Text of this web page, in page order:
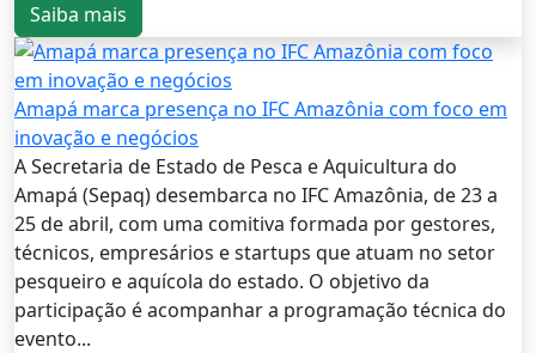
Saiba mais
Amapá marca presença no IFC Amazônia com foco em
inovação e negócios
A Secretaria de Estado de Pesca e Aquicultura do
Amapá (Sepaq) desembarca no IFC Amazônia, de 23 a
25 de abril, com uma comitiva formada por gestores,
técnicos, empresários e startups que atuam no setor
pesqueiro e aquícola do estado. O objetivo da
participação é acompanhar a programação técnica do
evento...